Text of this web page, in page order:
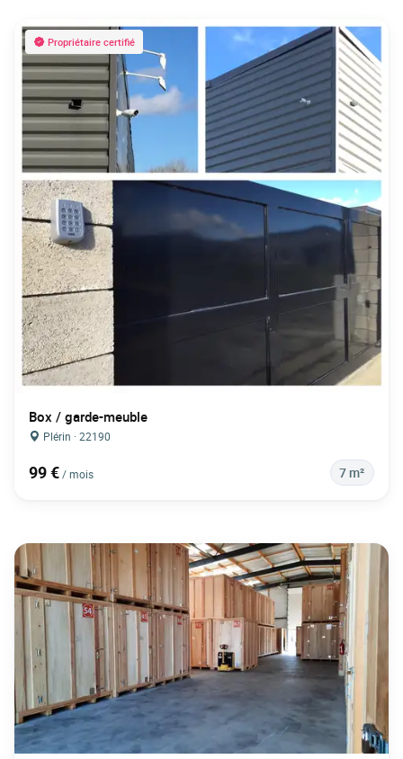
Propriétaire certifié
Box / garde-meuble
Plérin · 22190
99 €/ mois 7 m²